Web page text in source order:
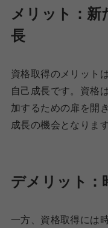
メリット：
長
資格取得のメリット
自己成長です。資格
加するための扉を開
成長の機会となります
デメリット：
一方、資格取得には